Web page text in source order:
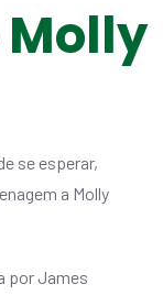
se esperar,
a Molly
por James